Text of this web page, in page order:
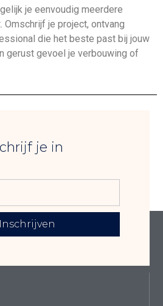
je eenvoudig meerdere
Omschrijf je project, ontvang
die het beste past bij jouw
gerust gevoel je verbouwing of
je in
Inschrijven